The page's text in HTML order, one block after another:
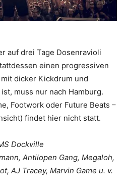
auf drei Tage Dosenravioli
einen progressiven
dicker Kickdrum und
muss nur nach Hamburg.
Footwork oder Future Beats –
findet hier nicht statt.
Dockville
Antilopen Gang, Megaloh,
AJ Tracey, Marvin Game u. v.